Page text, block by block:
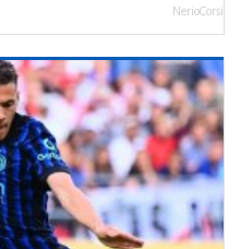
NerioCorsi